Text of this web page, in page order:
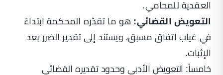
العقدية للمحامي.
التعويض القضائي: هو ما تقدّره المحكمة ابتداءً
في غياب اتفاق مسبق، ويستند إلى تقدير الضرر بعد
الإثبات.
خامساً: التعويض الأدبي وحدود تقديره القضائي